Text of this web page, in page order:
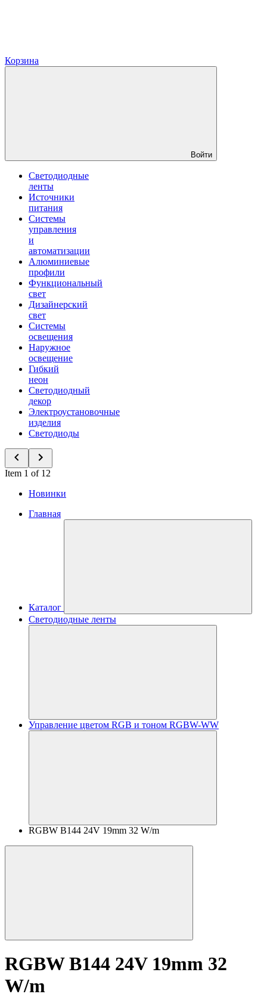
Корзина
Войти
Светодиодные
ленты
Источники
питания
Системы
управления
и
автоматизации
Алюминиевые
профили
Функциональный
свет
Дизайнерский
свет
Системы
освещения
Наружное
освещение
Гибкий
неон
Светодиодный
декор
Электроустановочные
изделия
Светодиоды
Item 1 of 12
Новинки
Главная
Каталог
Светодиодные ленты
Управление цветом RGB и тоном RGBW-WW
RGBW B144 24V 19mm 32 W/m
RGBW B144 24V 19mm 32
W/m